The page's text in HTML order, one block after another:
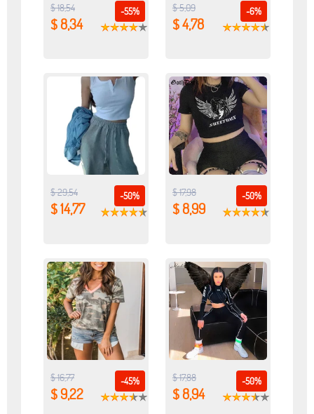
-55%
$ 18,54
$ 8,34
-6%
$ 5,09
$ 4,78
-50%
$ 29,54
$ 14,77
-50%
$ 17,98
$ 8,99
-45%
$ 16,77
$ 9,22
-50%
$ 17,88
$ 8,94